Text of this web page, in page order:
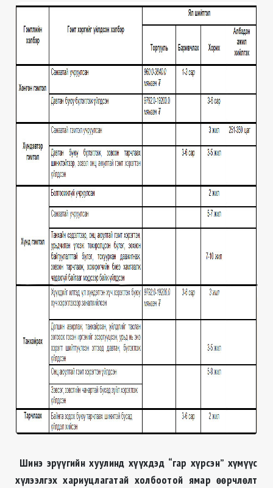
Шинэ эрүүгийн хуулинд хүүхдэд “гар хүрсэн” хүмүүс
хүлээлгэх хариуцлагатай холбоотой ямар өөрчлөлт